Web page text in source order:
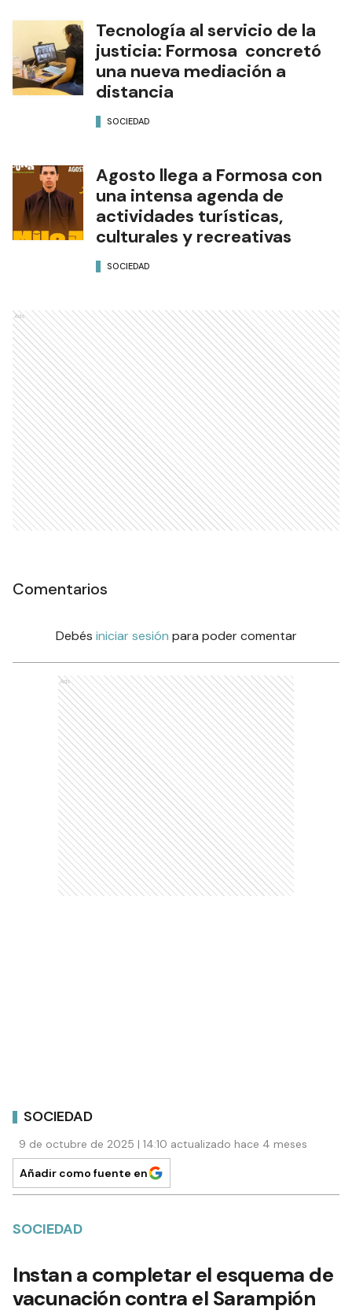
Tecnología al servicio de la
justicia: Formosa concretó
una nueva mediación a
distancia
SOCIEDAD
Agosto llega a Formosa con
una intensa agenda de
actividades turísticas,
culturales y recreativas
SOCIEDAD
Ads
Comentarios
Debés iniciar sesión para poder comentar
Ads
SOCIEDAD
9 de octubre de 2025 | 14:10 actualizado hace 4 meses
Añadir como fuente en
SOCIEDAD
Instan a completar el esquema de
vacunación contra el Sarampión